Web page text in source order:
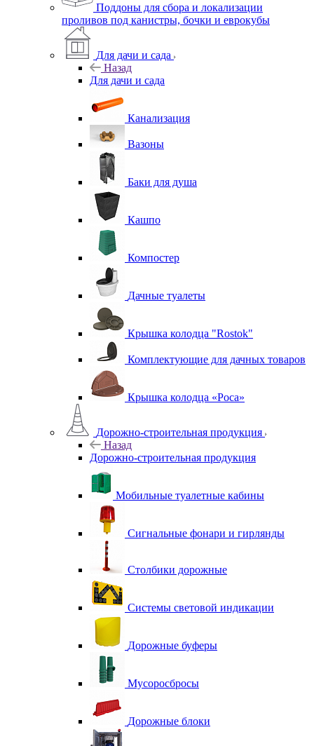
Поддоны для сбора и локализации
проливов под канистры, бочки и еврокубы
Для дачи и сада
Назад
Для дачи и сада
Канализация
Вазоны
Баки для душа
Кашпо
Компостер
Дачные туалеты
Крышка колодца "Rostok"
Комплектующие для дачных товаров
Крышка колодца «Роса»
Дорожно-строительная продукция
Назад
Дорожно-строительная продукция
Мобильные туалетные кабины
Сигнальные фонари и гирлянды
Столбики дорожные
Системы световой индикации
Дорожные буферы
Мусоросбросы
Дорожные блоки